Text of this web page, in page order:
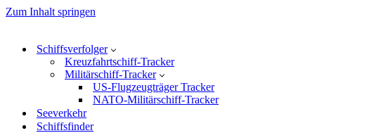
Zum Inhalt springen
Schiffsverfolger
Kreuzfahrtschiff-Tracker
Militärschiff-Tracker
US-Flugzeugträger Tracker
NATO-Militärschiff-Tracker
Seeverkehr
Schiffsfinder